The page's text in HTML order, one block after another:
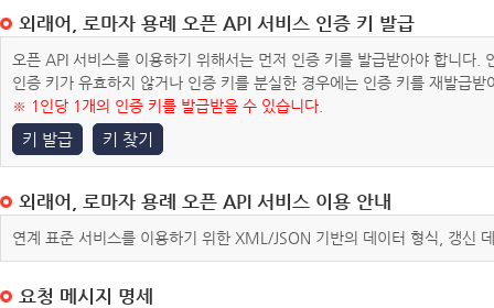
외래어, 로마자 용례 오픈 API 서비스 인증 키 발급
오픈 API 서비스를 이용하기 위해서는 먼저 인증 키를 발급받아야 합니다
인증 키가 유효하지 않거나 인증 키를 분실한 경우에는 인증 키를 재발급받
※ 1인당 1개의 인증 키를 발급받을 수 있습니다.
키 발급 키 찾기
외래어, 로마자 용례 오픈 API 서비스 이용 안내
연계 표준 서비스를 이용하기 위한 XML/JSON 기반의 데이터 형식, 갱신
요청 메시지 명세